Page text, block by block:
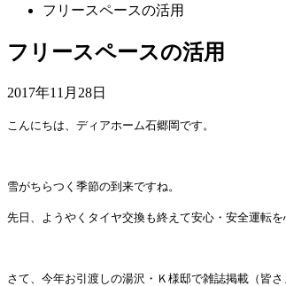
フリースペースの活用
フリースペースの活用
2017年11月28日
こんにちは、ディアホーム石郷岡です。
雪がちらつく季節の到来ですね。
先日、ようやくタイヤ交換も終えて安心・安全運転を
さて、今年お引渡しの湯沢・Ｋ様邸で雑誌掲載（皆